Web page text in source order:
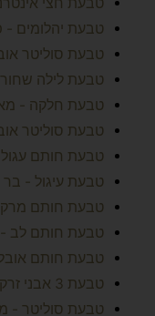
טבעת חצי
טבעת יהלומים -
טבעת סוליטר
טבעת לילה
טבעת חלקה -
טבעת סוליטר
טבעת חותם
טבעת עיגול - בר
טבעת חותם
טבעת חותם לב -
טבעת חותם
טבעת 3 אבני זרקון - תומר
טבעת סוליטר -